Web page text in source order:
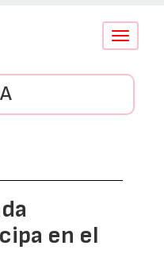
Conmutar
en el